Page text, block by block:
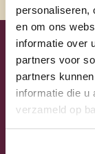
personaliseren,
en om ons
informatie over
partners voor
partners
informatie die u
verzameld op
Uw